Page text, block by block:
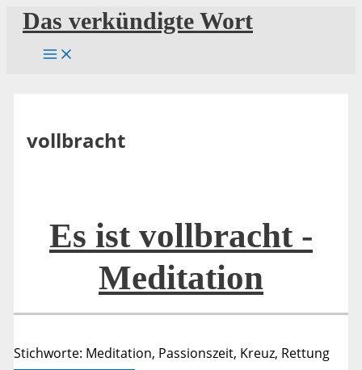
Zum
Inhalt
springen
Das verkündigte Wort
vollbracht
Es ist vollbracht -
Meditation
Stichworte: Meditation, Passionszeit, Kreuz, Rettung